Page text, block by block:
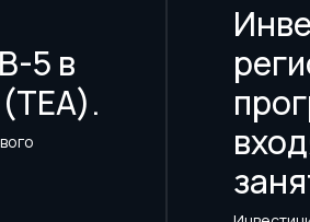
5 в